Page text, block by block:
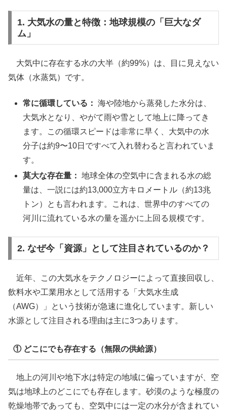
1. 大気水の量と特徴：地球規模の「巨大なダ
ム」
大気中に存在する水の大半（約99%）は、目に見えない
気体（水蒸気）です。
常に循環している： 海や陸地から蒸発した水分は、
大気水となり、やがて雨や雪として地上に降ってき
ます。この循環スピードは非常に早く、大気中の水
分子は約9〜10日ですべて入れ替わると言われていま
す。
莫大な存在量： 地球全体の空気中に含まれる水の総
量は、一説には約13,000立方キロメートル（約13兆
トン）とも言われます。これは、世界中のすべての
河川に流れている水の量を遥かに上回る規模です。
2. なぜ今「資源」として注目されているのか？
近年、この大気水をテクノロジーによって直接回収し、
飲料水や工業用水として活用する「大気水生成
（AWG）」という技術が急速に進化しています。新しい
水源として注目される理由は主に3つあります。
① どこにでも存在する（無限の供給源）
地上の河川や地下水は特定の地域に偏っていますが、空
気は地球上のどこにでも存在します。砂漠のような極度の
乾燥地帯であっても、空気中には一定の水分が含まれてい